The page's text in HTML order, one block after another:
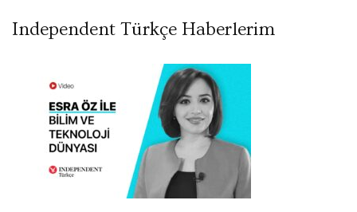
Independent Türkçe Haberlerim